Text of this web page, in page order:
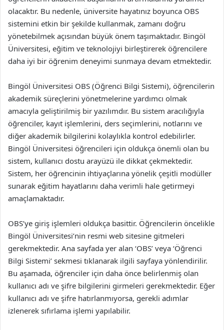
olacaktır. Bu nedenle, üniversite hayatınız boyunca OBS
sistemini etkin bir şekilde kullanmak, zamanı doğru
yönetebilmek açısından büyük önem taşımaktadır. Bingöl
Üniversitesi, eğitim ve teknolojiyi birleştirerek öğrencilere
daha iyi bir öğrenim deneyimi sunmaya devam etmektedir.
Bingöl Üniversitesi OBS (Öğrenci Bilgi Sistemi), öğrencilerin
akademik süreçlerini yönetmelerine yardımcı olmak
amacıyla geliştirilmiş bir yazılımdır. Bu sistem aracılığıyla
öğrenciler, kayıt işlemlerini, ders seçimlerini, notlarını ve
diğer akademik bilgilerini kolaylıkla kontrol edebilirler.
Bingöl Üniversitesi öğrencileri için oldukça önemli olan bu
sistem, kullanıcı dostu arayüzü ile dikkat çekmektedir.
Sistem, her öğrencinin ihtiyaçlarına yönelik çeşitli modüller
sunarak eğitim hayatlarını daha verimli hale getirmeyi
amaçlamaktadır.
OBS’ye giriş işlemleri oldukça basittir. Öğrencilerin öncelikle
Bingöl Üniversitesi’nin resmi web sitesine gitmeleri
gerekmektedir. Ana sayfada yer alan ‘OBS’ veya ‘Öğrenci
Bilgi Sistemi’ sekmesi tıklanarak ilgili sayfaya yönlendirilir.
Bu aşamada, öğrenciler için daha önce belirlenmiş olan
kullanıcı adı ve şifre bilgilerini girmeleri gerekmektedir. Eğer
kullanıcı adı ve şifre hatırlanmıyorsa, gerekli adımlar
izlenerek sıfırlama işlemi yapılabilir.